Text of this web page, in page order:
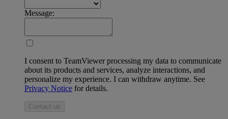
Message:
I consent to TeamViewer processing my data to communicate
about its products and services, analyze interactions, and
personalize my experience. I can withdraw anytime. See
Privacy Notice for details.
Contact us